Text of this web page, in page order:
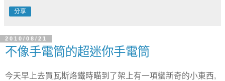
分享
2010/08/21
不像手電筒的超迷你手電筒
今天早上去買瓦斯烙鐵時瞄到了架上有一項蠻新奇的小東西,